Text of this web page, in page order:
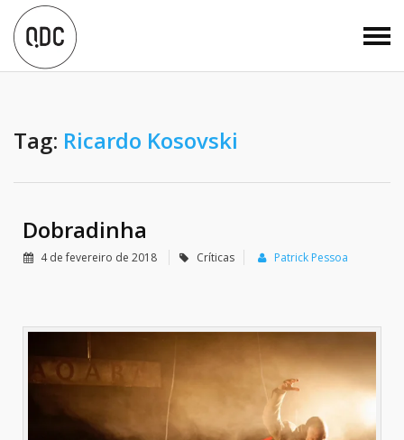
Tag: Ricardo Kosovski
Dobradinha
4 de fevereiro de 2018 Críticas Patrick Pessoa